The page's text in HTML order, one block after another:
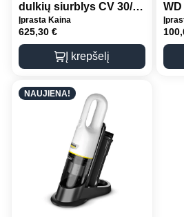
dulkių siurblys CV 30/2
Bp Adv
Įprasta Kaina
625,30 €
Į krepšelį
NAUJIENA!